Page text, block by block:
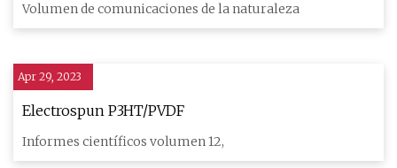
Volumen de comunicaciones de la naturaleza
Apr 29, 2023
Electrospun P3HT/PVDF
Informes científicos volumen 12,